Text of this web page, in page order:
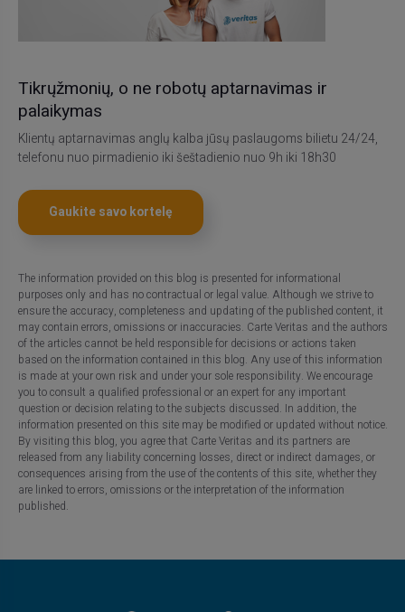
Tikrųžmonių, o ne robotų aptarnavimas ir
palaikymas
Klientų aptarnavimas anglų kalba jūsų paslaugoms bilietu 24/24,
telefonu nuo pirmadienio iki šeštadienio nuo 9h iki 18h30
Gaukite savo kortelę
The information provided on this blog is presented for informational
purposes only and has no contractual or legal value. Although we strive to
ensure the accuracy, completeness and updating of the published content, it
may contain errors, omissions or inaccuracies. Carte Veritas and the authors
of the articles cannot be held responsible for decisions or actions taken
based on the information contained in this blog. Any use of this information
is made at your own risk and under your sole responsibility. We encourage
you to consult a qualified professional or an expert for any important
question or decision relating to the subjects discussed. In addition, the
information presented on this site may be modified or updated without notice.
By visiting this blog, you agree that Carte Veritas and its partners are
released from any liability concerning losses, direct or indirect damages, or
consequences arising from the use of the contents of this site, whether they
are linked to errors, omissions or the interpretation of the information
published.